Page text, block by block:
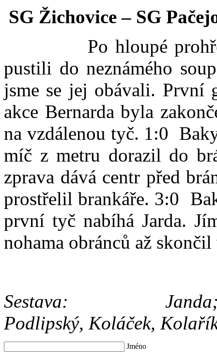
SG Žichovice – SG
Po hloupé
pustili do neznámého
jsme se jej obávali. První
akce Bernarda byla
na vzdálenou tyč. 1:0
míč z metru dorazil do
zprava dává centr před
prostřelil brankáře. 3:0
první tyč nabíhá Jarda.
nohama obránců až
Sestava: Janda;
Podlipský, Koláček,
Jméno